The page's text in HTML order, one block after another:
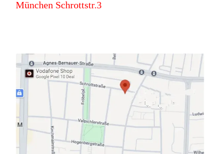
München Schrottstr.3